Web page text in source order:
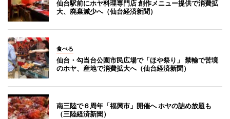
仙台駅前にホヤ料理専門店 創作メニュー提供で消費拡
大、廃棄減少へ（仙台経済新聞）
食べる
仙台・勾当台公園市民広場で「ほや祭り」 禁輸で苦境
のホヤ、産地で消費拡大へ（仙台経済新聞）
南三陸で６周年「福興市」開催へ ホヤの詰め放題も
（三陸経済新聞）